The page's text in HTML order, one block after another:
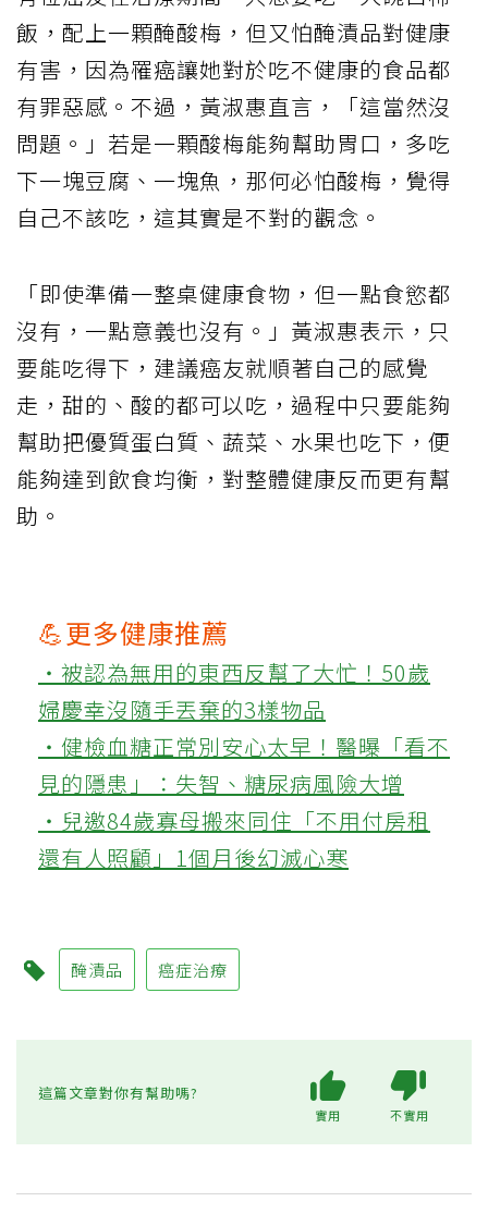
飯，配上一顆醃酸梅，但又怕醃漬品對健康
有害，因為罹癌讓她對於吃不健康的食品都
有罪惡感。不過，黃淑惠直言，「這當然沒
問題。」若是一顆酸梅能夠幫助胃口，多吃
下一塊豆腐、一塊魚，那何必怕酸梅，覺得
自己不該吃，這其實是不對的觀念。
「即使準備一整桌健康食物，但一點食慾都
沒有，一點意義也沒有。」黃淑惠表示，只
要能吃得下，建議癌友就順著自己的感覺
走，甜的、酸的都可以吃，過程中只要能夠
幫助把優質蛋白質、蔬菜、水果也吃下，便
能夠達到飲食均衡，對整體健康反而更有幫
助。
💪更多健康推薦
‧被認為無用的東西反幫了大忙！50歲
婦慶幸沒隨手丟棄的3樣物品
‧健檢血糖正常別安心太早！醫曝「看不
見的隱患」：失智、糖尿病風險大增
‧兒邀84歲寡母搬來同住「不用付房租
還有人照顧」1個月後幻滅心寒
醃漬品 癌症治療
這篇文章對你有幫助嗎?
實用 不實用